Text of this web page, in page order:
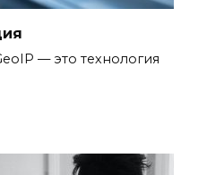
— это технология